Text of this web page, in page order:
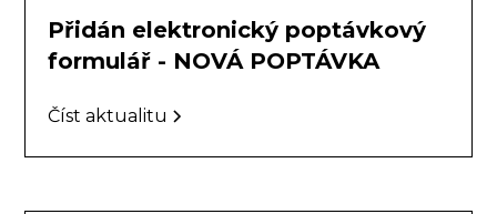
Přidán elektronický poptávkový
formulář - NOVÁ POPTÁVKA
Číst aktualitu